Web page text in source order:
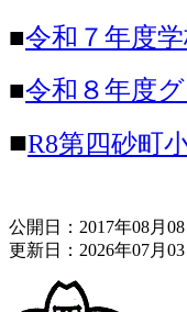
■令和７年度
■令和８年度
■R8第四砂町
公開日：2017年08月
更新日：2026年07月